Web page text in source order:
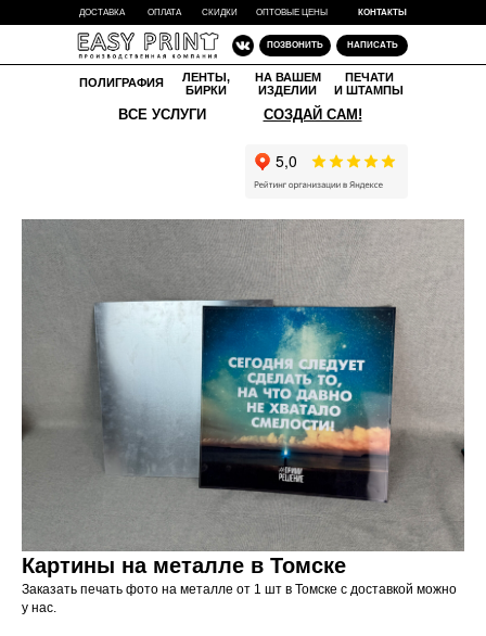
НА ВАШЕМ
ИЗДЕЛИИ
ВСЕ УСЛУГИ
ЛЕНТЫ,
БИРКИ
СОЗДАЙ САМ!
ПОЛИГРАФИЯ
ПЕЧАТИ
И ШТАМПЫ
КОНТАКТЫ
ДОСТАВКА ОПЛАТА СКИДКИ ОПТОВЫЕ ЦЕНЫ
ПОЗВОНИТЬ НАПИСАТЬ
Картины на металле в Томске
Заказать печать фото на металле от 1 шт в Томске с доставкой можно
у нас.